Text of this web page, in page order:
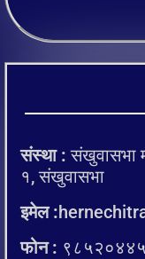
संस्था : संखुवासभा
१, संखुवासभा
इमेल :
फोन :